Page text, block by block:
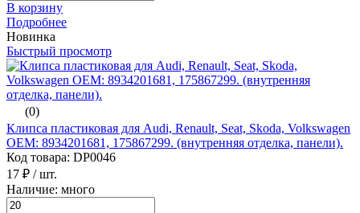
В корзину
Подробнее
Новинка
Быстрый просмотр
(0)
Клипса пластиковая для Audi, Renault, Seat, Skoda, Volkswagen
ОЕМ: 8934201681, 175867299. (внутренняя отделка, панели).
Код товара: DP0046
17 ₽ / шт.
Наличие: много